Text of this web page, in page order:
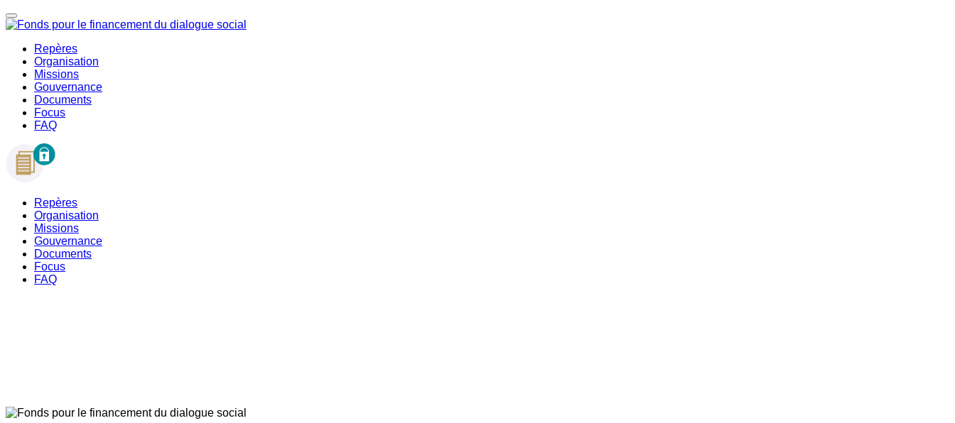
Repères
Organisation
Missions
Gouvernance
Documents
Focus
FAQ
Repères
Organisation
Missions
Gouvernance
Documents
Focus
FAQ